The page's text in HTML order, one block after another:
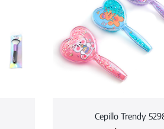
Cepillo Trendy